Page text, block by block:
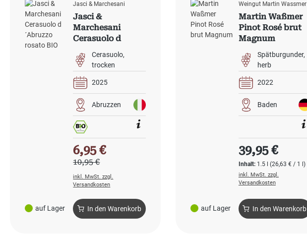
auf Lager
Jasci & Marchesani
Jasci &
Marchesani
Cerasuolo d
´Abruzzo rosato
BIO
Cerasuolo
trocken
2025
Abruzzen
Inhalt: 0.75 l (9,27 € / 1 l)
Verkaufspreis:
6,95 €
Regulärer Preis:
10,95 €
inkl. MwSt. zzgl.
Versandkosten
In den Warenkorb auf Lager
Weingut Martin Wassmer
Martin Waßmer
Pinot Rosé brut
Magnum
Spätburgunder
herb
2022
Baden
Inhalt: 1.5 l (26,63 € / 1 l)
Regulärer Preis:
39,95 €
inkl. MwSt. zzgl.
Versandkosten
In den Warenkorb